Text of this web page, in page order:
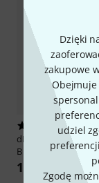
Dzięki
zakupowe
Obejmuje
udziel
Zgodę
5
dB Technologies
B
106 zł